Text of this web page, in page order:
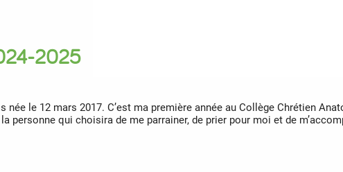
2025
née le 12 mars 2017. C’est ma première année au Collège Chrétien
personne qui choisira de me parrainer, de prier pour moi et de